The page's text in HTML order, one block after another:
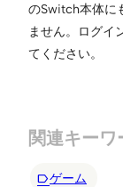
のSwitch本体に
ません。ログイ
てください。
関連キーワ
ゲーム